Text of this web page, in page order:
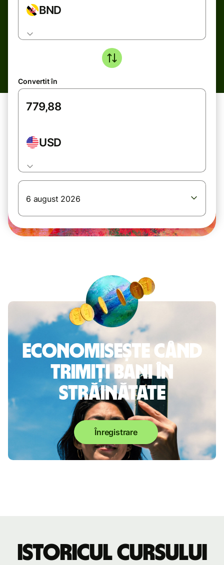
BND
Convertit în
USD
6 august 2026
Economisește când
trimiți bani în
străinătate
Înregistrare
Istoricul cursului